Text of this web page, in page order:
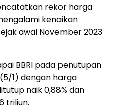
rekor harga
kenaikan
awal November 2023
BBRI pada penutupan
1) dengan harga
naik 0,88% dan
triliun.